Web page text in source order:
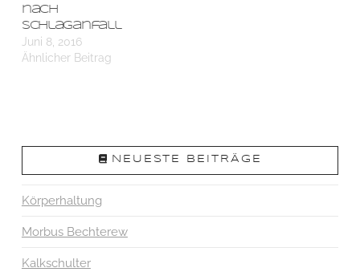
nach
Schlaganfall
Juni 8, 2016
Ähnlicher Beitrag
NEUESTE BEITRÄGE
Körperhaltung
Morbus Bechterew
Kalkschulter